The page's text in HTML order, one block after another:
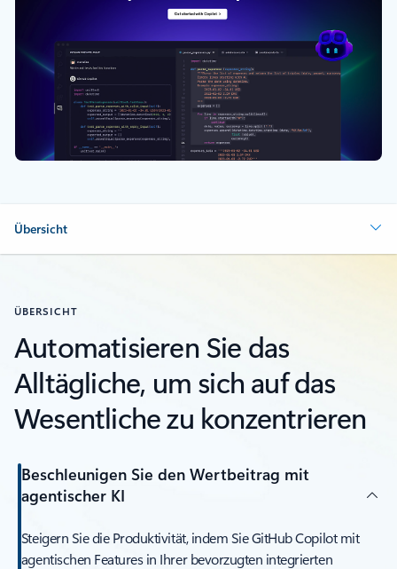
Übersicht
ÜBERSICHT
Automatisieren Sie das
Alltägliche, um sich auf das
Wesentliche zu konzentrieren
Beschleunigen Sie den Wertbeitrag mit
agentischer KI
Steigern Sie die Produktivität, indem Sie GitHub Copilot mit
agentischen Features in Ihrer bevorzugten integrierten